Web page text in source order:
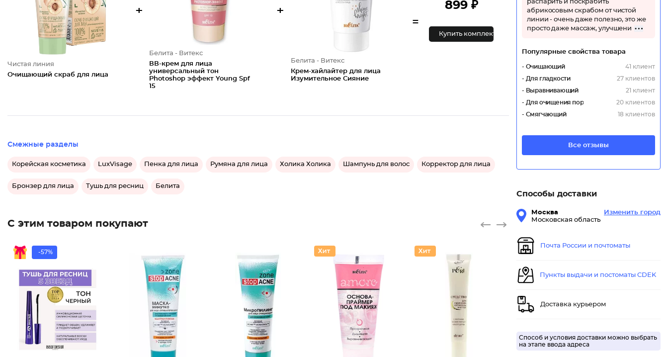
Чистая линия
Очищающий скраб для лица
+
Белита - Витекс
ВВ-крем для лица
универсальный тон
Photoshop эффект Young Spf
15
+
Белита - Витекс
Крем-хайлайтер для лица
Изумительное Сияние
=
899 ₽
Купить комплект
Смежные разделы
Корейская косметика LuxVisage Пенка для лица Румяна для лица Холика Холика Шампунь для волос Корректор для лица
Бронзер для лица Тушь для ресниц Белита
С этим товаром покупают
-57%
распарить и поскрабить
абрикосовым скрабом от чистой
линии - очень даже полезно, это же
просто даже массаж, улучшени
Популярные свойства товара
- Очищающий
41 клиент
- Для гладкости
27 клиентов
- Выравнивающий
21 клиент
- Для очищения пор
20 клиентов
- Смягчающий
18 клиентов
Все отзывы
Способы доставки
Москва
Московская область
Изменить город
Почта России и почтоматы
Пункты выдачи и постоматы CDEK
Доставка курьером
Способ и условия доставки можно выбрать
на этапе ввода адреса